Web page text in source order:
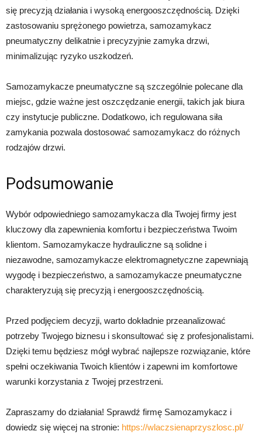
się precyzją działania i wysoką energooszczędnością. Dzięki
zastosowaniu sprężonego powietrza, samozamykacz
pneumatyczny delikatnie i precyzyjnie zamyka drzwi,
minimalizując ryzyko uszkodzeń.
Samozamykacze pneumatyczne są szczególnie polecane dla
miejsc, gdzie ważne jest oszczędzanie energii, takich jak biura
czy instytucje publiczne. Dodatkowo, ich regulowana siła
zamykania pozwala dostosować samozamykacz do różnych
rodzajów drzwi.
Podsumowanie
Wybór odpowiedniego samozamykacza dla Twojej firmy jest
kluczowy dla zapewnienia komfortu i bezpieczeństwa Twoim
klientom. Samozamykacze hydrauliczne są solidne i
niezawodne, samozamykacze elektromagnetyczne zapewniają
wygodę i bezpieczeństwo, a samozamykacze pneumatyczne
charakteryzują się precyzją i energooszczędnością.
Przed podjęciem decyzji, warto dokładnie przeanalizować
potrzeby Twojego biznesu i skonsultować się z profesjonalistami.
Dzięki temu będziesz mógł wybrać najlepsze rozwiązanie, które
spełni oczekiwania Twoich klientów i zapewni im komfortowe
warunki korzystania z Twojej przestrzeni.
Zapraszamy do działania! Sprawdź firmę Samozamykacz i
dowiedz się więcej na stronie: https://wlaczsienaprzyszlosc.pl/